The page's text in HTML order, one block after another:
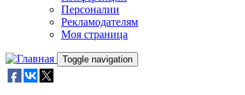
Персоналии
Рекламодателям
Моя страница
Toggle navigation